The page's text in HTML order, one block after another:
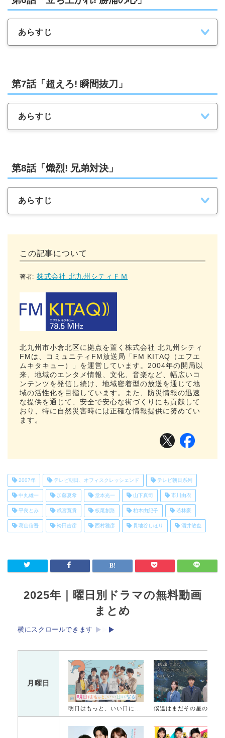
あらすじ
第7話「超えろ! 瞬間抜刀」
あらすじ
第8話「熾烈! 兄弟対決」
あらすじ
この記事について
著者: 株式会社 北九州シティＦＭ
北九州市小倉北区に拠点を置く株式会社 北九州シティ
FMは、コミュニティFM放送局「FM KITAQ（エフエ
ムキタキュー）」を運営しています。2004年の開局以
来、地域のエンタメ情報、文化、音楽など、幅広いコ
ンテンツを発信し続け、地域密着型の放送を通じて地
域の活性化を目指しています。また、防災情報の迅速
な提供を通じて、安全で安心な街づくりにも貢献して
おり、特に自然災害時には正確な情報提供に努めてい
ます。
2007年 テレビ朝日、オフィスクレッシェンド テレビ朝日系列
中丸雄一 加藤夏希 堂本光一 山下真司 市川由衣
平良とみ 成宮寛貴 板尾創路 柏木由紀子 若林豪
葛山信吾 袴田吉彦 西村雅彦 貫地谷しほり 酒井敏也
2025年｜曜日別ドラマの無料動画
まとめ
横にスクロールできます
月曜日